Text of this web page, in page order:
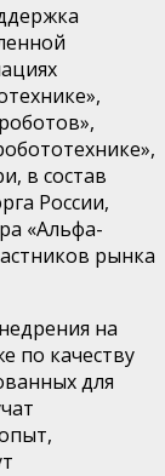
а
в состав
России,
«Альфа-
рынка
на
по качеству
для
пыт,